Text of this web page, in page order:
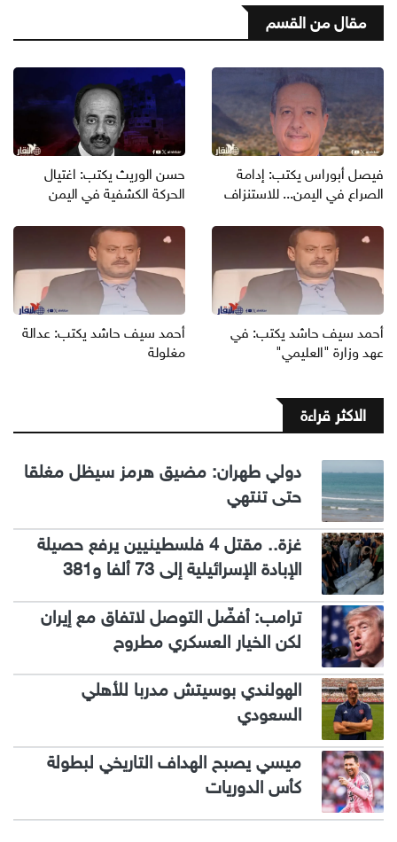
مقال من القسم
فيصل أبوراس يكتب: إدامة
الصراع في اليمن... للاستنزاف
حسن الوريث يكتب: اغتيال
الحركة الكشفية في اليمن
أحمد سيف حاشد يكتب: في
عهد وزارة "العليمي"
أحمد سيف حاشد يكتب: عدالة
مغلولة
الاكثر قراءة
دولي طهران: مضيق هرمز سيظل مغلقا
حتى تنتهي
غزة.. مقتل 4 فلسطينيين يرفع حصيلة
الإبادة الإسرائيلية إلى 73 ألفا و381
ترامب: أفضّل التوصل لاتفاق مع إيران
لكن الخيار العسكري مطروح
الهولندي بوسيتش مدربا للأهلي
السعودي
ميسي يصبح الهداف التاريخي لبطولة
كأس الدوريات